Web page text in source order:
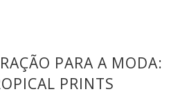
PARA A MODA:
PRINTS